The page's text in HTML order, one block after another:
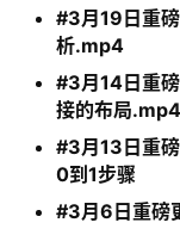
#3月19日重
析.mp4
#3月14日重
接的布局.mp4
#3月13日重
0到1步骤
#3月6日重磅